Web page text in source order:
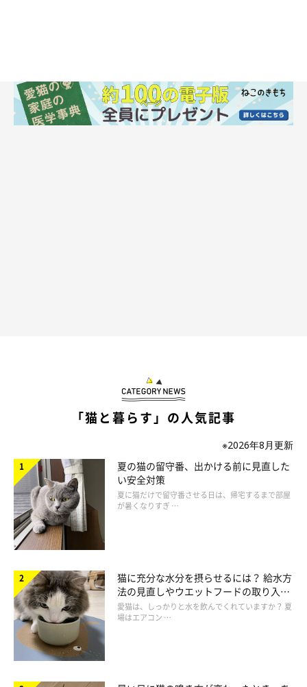
ねこのきもち投稿写真ギャラリー
冬は猫の水分摂取量が減り、運動不足にもなりやすいので、膀胱
炎や尿石症など泌尿器系の病気のリスクが上がります。
そこで、飲水量の減少が気になるときは、総合栄養食のウエット
フードや、ドライフードに少量の水を加えて与えてみましょう。
また、お気に入りの水飲み容器や蛇口から出る水など、猫の好き
な水の飲み方を利用して飲水量を増やす方法もおすすめです。
「猫と暮らす」の人気記事
※2026年8月更新
夏の猫の留守番、出かける前に見直した
い安全対策
夏に猫だけで留守番させる日は、帰宅するまで部屋
が暑くなりすぎ …
猫に充分な水分を摂らせるには？ 給水方
法の見直しやウエットフードの取り入れ
方を解説
愛猫は、しっかりと水を飲んでくれていますか？ 夏
場はエアコン …